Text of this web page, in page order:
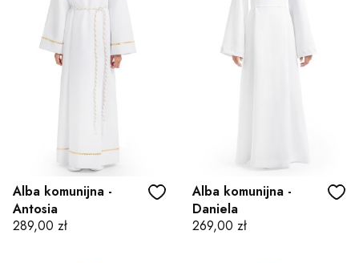
Alba komunijna -
Antosia
Cena
289,00 zł
Alba komunijna -
Daniela
Cena
269,00 zł